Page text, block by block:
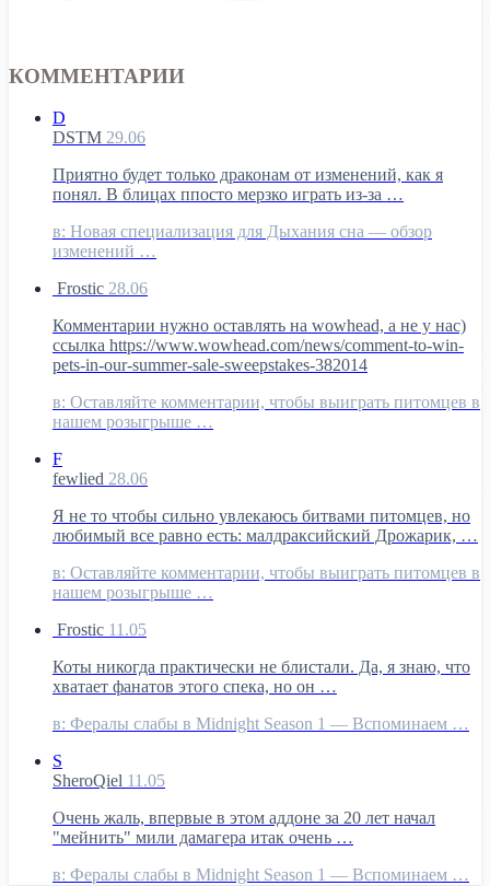
КОММЕНТАРИИ
D
DSTM 29.06
Приятно будет только драконам от изменений, как я
понял. В блицах ппосто мерзко играть из-за …
в: Новая специализация для Дыхания сна — обзор
изменений …
Frostic 28.06
Комментарии нужно оставлять на wowhead, а не у нас)
ссылка https://www.wowhead.com/news/comment-to-win-
pets-in-our-summer-sale-sweepstakes-382014
в: Оставляйте комментарии, чтобы выиграть питомцев в
нашем розыгрыше …
F
fewlied 28.06
Я не то чтобы сильно увлекаюсь битвами питомцев, но
любимый все равно есть: малдраксийский Дрожарик, …
в: Оставляйте комментарии, чтобы выиграть питомцев в
нашем розыгрыше …
Frostic 11.05
Коты никогда практически не блистали. Да, я знаю, что
хватает фанатов этого спека, но он …
в: Фералы слабы в Midnight Season 1 — Вспоминаем …
S
SheroQiel 11.05
Очень жаль, впервые в этом аддоне за 20 лет начал
"мейнить" мили дамагера итак очень …
в: Фералы слабы в Midnight Season 1 — Вспоминаем …